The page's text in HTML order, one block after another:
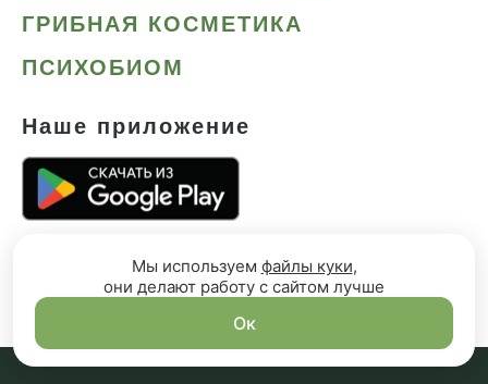
ГРИБНАЯ КОСМЕТИКА
ПСИХОБИОМ
Наше приложение
Мы используем файлы куки,
они делают работу с сайтом лучше
Ок